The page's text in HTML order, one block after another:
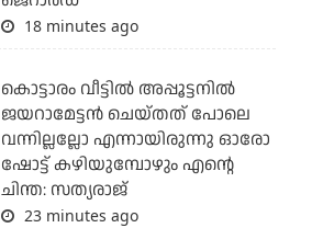
18 minutes ago
കൊട്ടാരം വീട്ടില്‍ അപ്പൂട്ടനില്‍
ജയറാമേട്ടന്‍ ചെയ്തത് പോലെ
വന്നില്ലല്ലോ എന്നായിരുന്നു ഓരോ
ഷോട്ട് കഴിയുമ്പോഴും എന്റെ
ചിന്ത: സത്യരാജ്
23 minutes ago